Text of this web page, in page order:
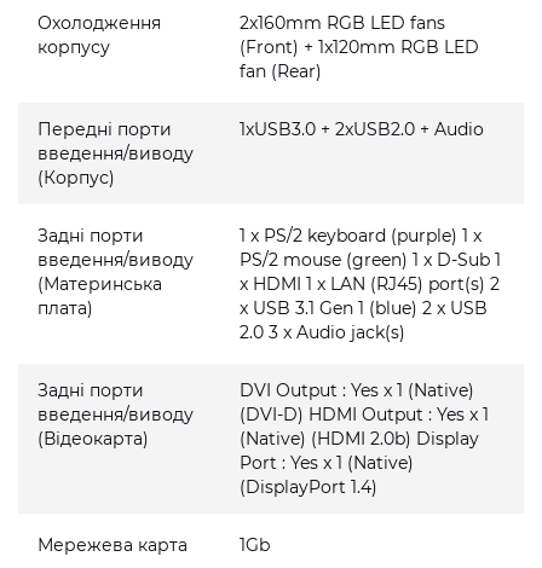
Охолодження
корпусу
2x160mm RGB LED fans
(Front) + 1x120mm RGB LED
fan (Rear)
Передні порти
введення/виводу
(Корпус)
1xUSB3.0 + 2xUSB2.0 + Audio
Задні порти
введення/виводу
(Материнська
плата)
1 x PS/2 keyboard (purple) 1 x
PS/2 mouse (green) 1 x D-Sub 1
x HDMI 1 x LAN (RJ45) port(s) 2
x USB 3.1 Gen 1 (blue) 2 x USB
2.0 3 x Audio jack(s)
Задні порти
введення/виводу
(Відеокарта)
DVI Output : Yes x 1 (Native)
(DVI-D) HDMI Output : Yes x 1
(Native) (HDMI 2.0b) Display
Port : Yes x 1 (Native)
(DisplayPort 1.4)
Мережева карта 1Gb